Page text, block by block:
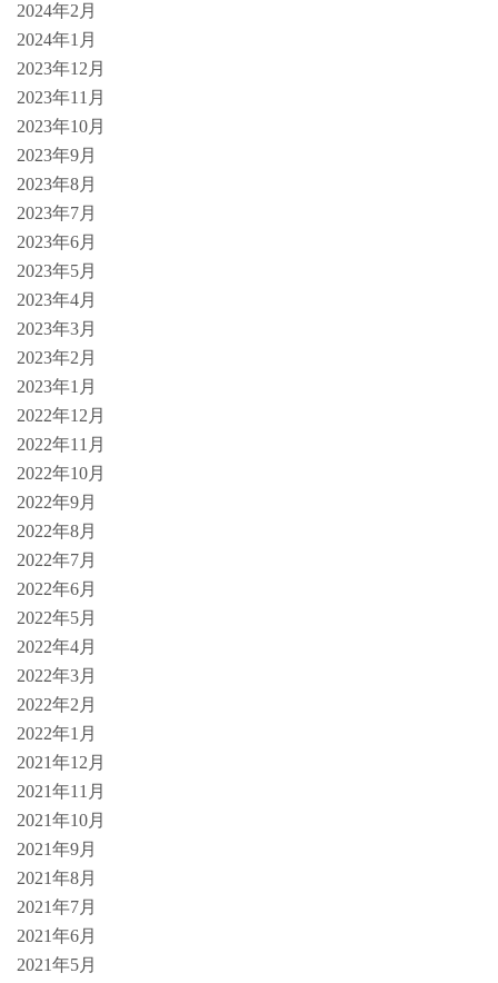
2024年2月
2024年1月
2023年12月
2023年11月
2023年10月
2023年9月
2023年8月
2023年7月
2023年6月
2023年5月
2023年4月
2023年3月
2023年2月
2023年1月
2022年12月
2022年11月
2022年10月
2022年9月
2022年8月
2022年7月
2022年6月
2022年5月
2022年4月
2022年3月
2022年2月
2022年1月
2021年12月
2021年11月
2021年10月
2021年9月
2021年8月
2021年7月
2021年6月
2021年5月